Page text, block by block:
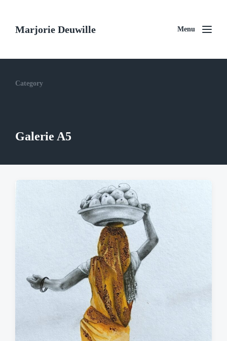
Marjorie Deuwille Menu
Category
Galerie A5